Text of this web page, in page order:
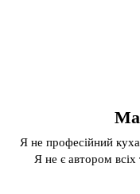
Я не професійний
Я не є автором всіх